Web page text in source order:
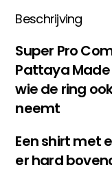
Beschrijving
Super Pro
Pattaya
wie de ring
neemt
Een shirt met
er hard